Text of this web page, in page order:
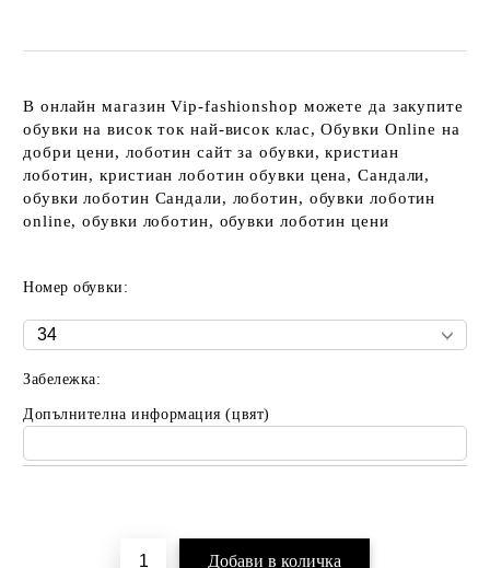
В онлайн магазин Vip-fashionshop можете да закупите
обувки на висок ток най-висок клас, Обувки Online на
добри цени, лоботин сайт за обувки, кристиан
лоботин, кристиан лоботин обувки цена, Сандали,
обувки лоботин Сандали, лоботин, обувки лоботин
online, обувки лоботин, обувки лоботин цени
Номер обувки:
Забележка:
Допълнителна информация (цвят)